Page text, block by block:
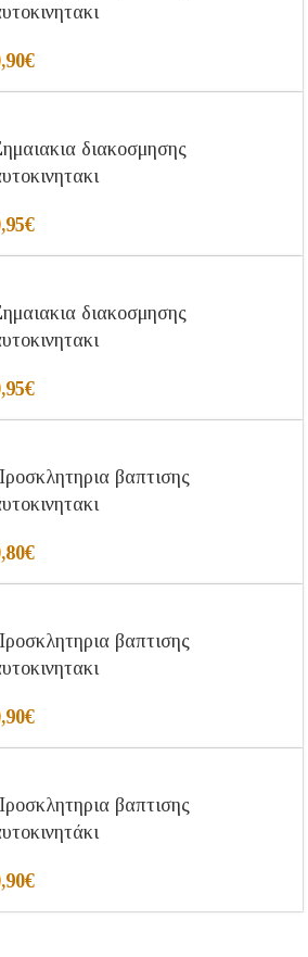
€
διακοσμησης
€
διακοσμησης
€
βαπτισης
€
βαπτισης
€
βαπτισης
€